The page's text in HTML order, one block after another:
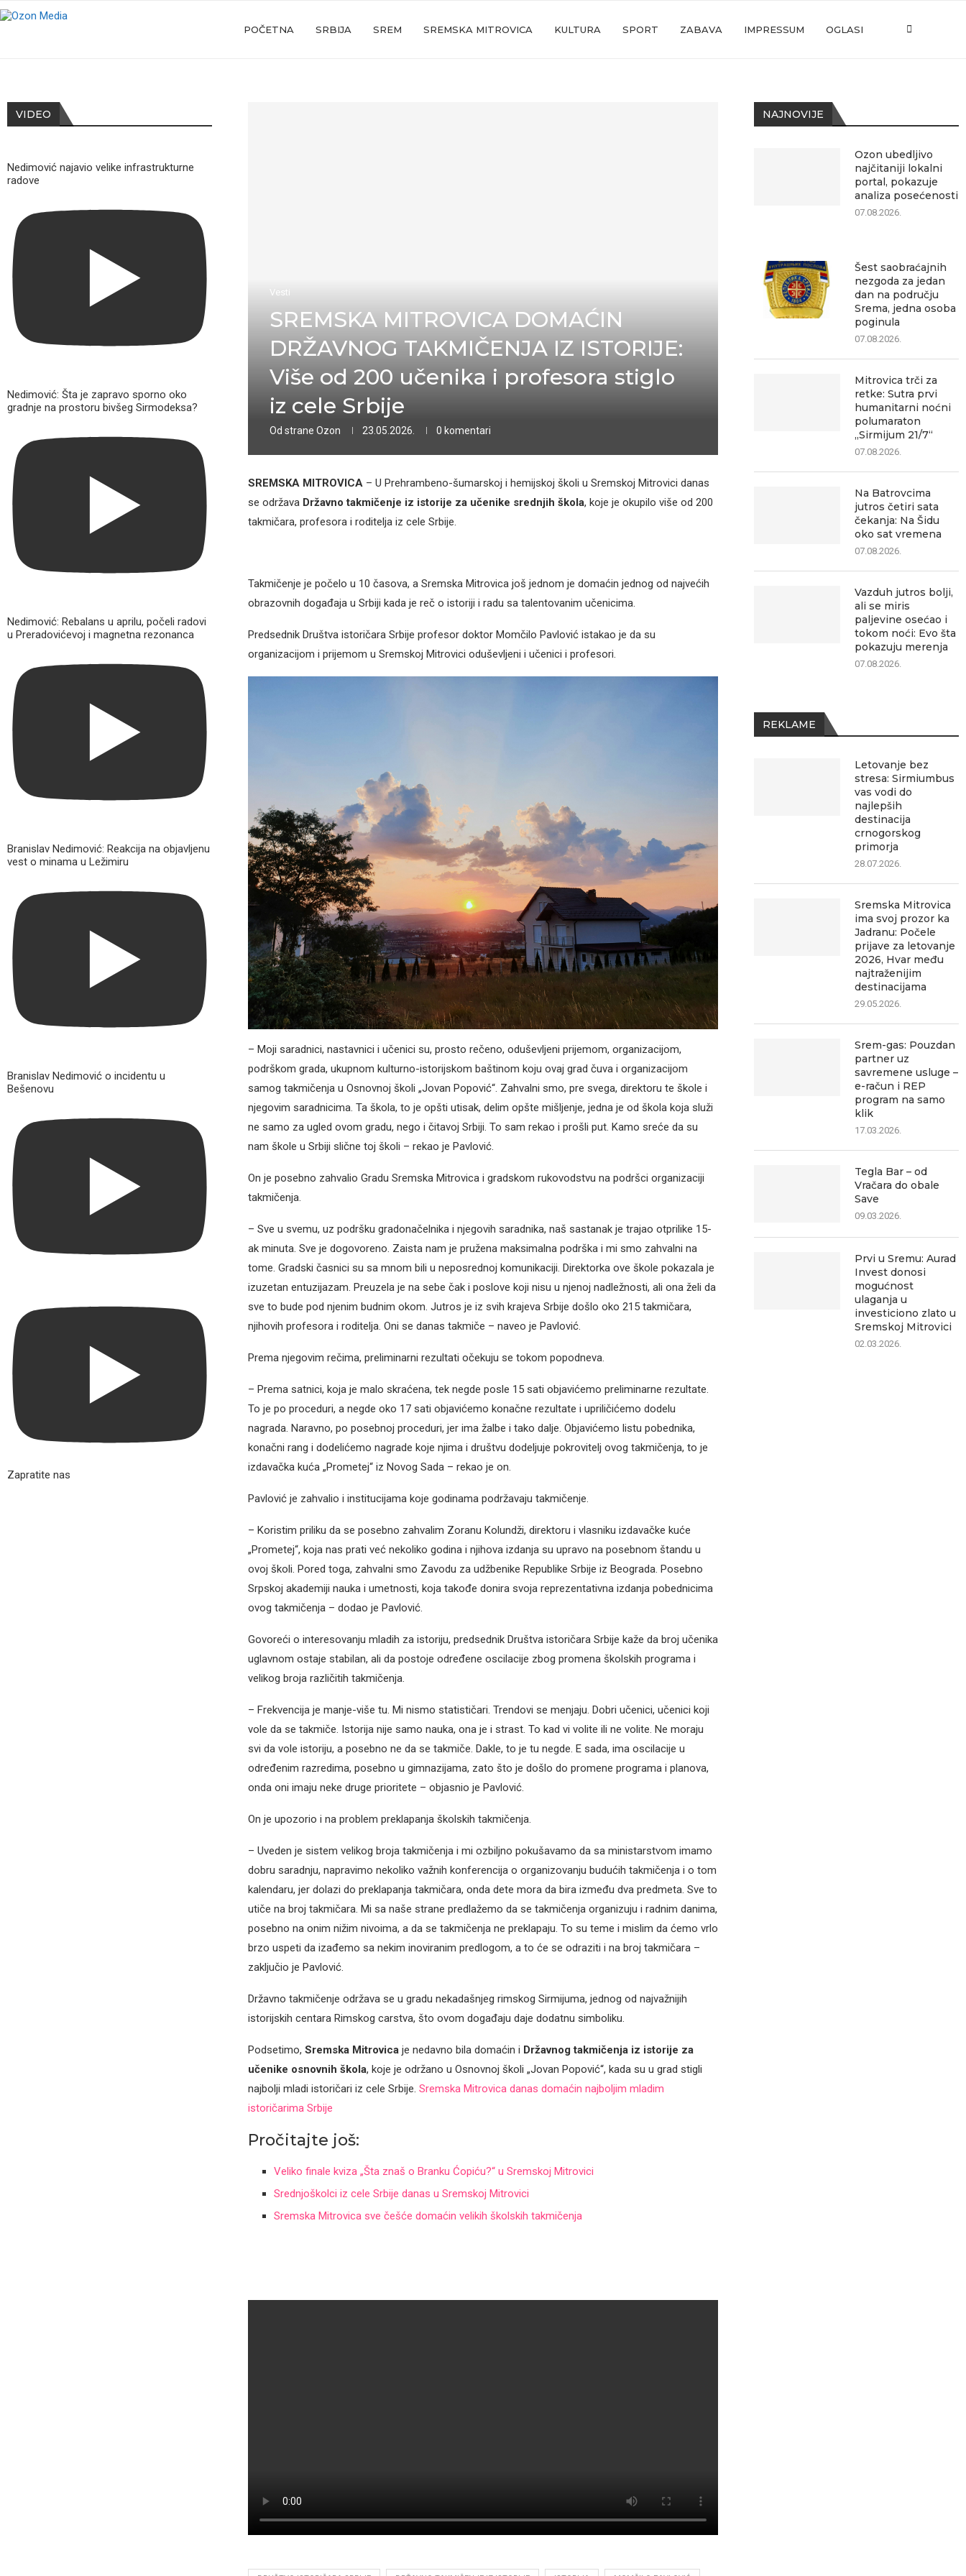
POČETNA SRBIJA SREM SREMSKA MITROVICA KULTURA SPORT ZABAVA IMPRESSUM OGLASI
Vesti
SREMSKA MITROVICA DOMAĆIN
DRŽAVNOG TAKMIČENJA IZ ISTORIJE:
Više od 200 učenika i profesora stiglo
iz cele Srbije
Od strane Ozon 23.05.2026. 0 komentari
SREMSKA MITROVICA– U Prehrambeno-šumarskoj i hemijskoj školi u Sremskoj Mitrovici danas
se održava Državno takmičenje iz istorije za učenike srednjih škola, koje je okupilo više od 200
takmičara, profesora i roditelja iz cele Srbije.
Takmičenje je počelo u 10 časova, a Sremska Mitrovica još jednom je domaćin jednog od najvećih
obrazovnih događaja u Srbiji kada je reč o istoriji i radu sa talentovanim učenicima.
Predsednik Društva istoričara Srbije profesor doktor Momčilo Pavlović istakao je da su
organizacijom i prijemom u Sremskoj Mitrovici oduševljeni i učenici i profesori.
– Moji saradnici, nastavnici i učenici su, prosto rečeno, oduševljeni prijemom, organizacijom,
podrškom grada, ukupnom kulturno-istorijskom baštinom koju ovaj grad čuva i organizacijom
samog takmičenja u Osnovnoj školi „Jovan Popović“. Zahvalni smo, pre svega, direktoru te škole i
njegovim saradnicima. Ta škola, to je opšti utisak, delim opšte mišljenje, jedna je od škola koja služi
ne samo za ugled ovom gradu, nego i čitavoj Srbiji. To sam rekao i prošli put. Kamo sreće da su
nam škole u Srbiji slične toj školi – rekao je Pavlović.
On je posebno zahvalio Gradu Sremska Mitrovica i gradskom rukovodstvu na podršci organizaciji
takmičenja.
– Sve u svemu, uz podršku gradonačelnika i njegovih saradnika, naš sastanak je trajao otprilike 15-
ak minuta. Sve je dogovoreno. Zaista nam je pružena maksimalna podrška i mi smo zahvalni na
tome. Gradski časnici su sa mnom bili u neposrednoj komunikaciji. Direktorka ove škole pokazala je
izuzetan entuzijazam. Preuzela je na sebe čak i poslove koji nisu u njenoj nadležnosti, ali ona želi da
sve to bude pod njenim budnim okom. Jutros je iz svih krajeva Srbije došlo oko 215 takmičara,
njihovih profesora i roditelja. Oni se danas takmiče – naveo je Pavlović.
Prema njegovim rečima, preliminarni rezultati očekuju se tokom popodneva.
– Prema satnici, koja je malo skraćena, tek negde posle 15 sati objavićemo preliminarne rezultate.
To je po proceduri, a negde oko 17 sati objavićemo konačne rezultate i upriličićemo dodelu
nagrada. Naravno, po posebnoj proceduri, jer ima žalbe i tako dalje. Objavićemo listu pobednika,
konačni rang i dodelićemo nagrade koje njima i društvu dodeljuje pokrovitelj ovog takmičenja, to je
izdavačka kuća „Prometej“ iz Novog Sada – rekao je on.
Pavlović je zahvalio i institucijama koje godinama podržavaju takmičenje.
– Koristim priliku da se posebno zahvalim Zoranu Kolundži, direktoru i vlasniku izdavačke kuće
„Prometej“, koja nas prati već nekoliko godina i njihova izdanja su upravo na posebnom štandu u
ovoj školi. Pored toga, zahvalni smo Zavodu za udžbenike Republike Srbije iz Beograda. Posebno
Srpskoj akademiji nauka i umetnosti, koja takođe donira svoja reprezentativna izdanja pobednicima
ovog takmičenja – dodao je Pavlović.
Govoreći o interesovanju mladih za istoriju, predsednik Društva istoričara Srbije kaže da broj učenika
uglavnom ostaje stabilan, ali da postoje određene oscilacije zbog promena školskih programa i
velikog broja različitih takmičenja.
– Frekvencija je manje-više tu. Mi nismo statističari. Trendovi se menjaju. Dobri učenici, učenici koji
vole da se takmiče. Istorija nije samo nauka, ona je i strast. To kad vi volite ili ne volite. Ne moraju
svi da vole istoriju, a posebno ne da se takmiče. Dakle, to je tu negde. E sada, ima oscilacije u
određenim razredima, posebno u gimnazijama, zato što je došlo do promene programa i planova,
onda oni imaju neke druge prioritete – objasnio je Pavlović.
On je upozorio i na problem preklapanja školskih takmičenja.
– Uveden je sistem velikog broja takmičenja i mi ozbiljno pokušavamo da sa ministarstvom imamo
dobru saradnju, napravimo nekoliko važnih konferencija o organizovanju budućih takmičenja i o tom
kalendaru, jer dolazi do preklapanja takmičara, onda dete mora da bira između dva predmeta. Sve to
utiče na broj takmičara. Mi sa naše strane predlažemo da se takmičenja organizuju i radnim danima,
posebno na onim nižim nivoima, a da se takmičenja ne preklapaju. To su teme i mislim da ćemo vrlo
brzo uspeti da izađemo sa nekim inoviranim predlogom, a to će se odraziti i na broj takmičara –
zaključio je Pavlović.
Državno takmičenje održava se u gradu nekadašnjeg rimskog Sirmijuma, jednog od najvažnijih
istorijskih centara Rimskog carstva, što ovom događaju daje dodatnu simboliku.
Podsetimo, Sremska Mitrovicaje nedavno bila domaćin i Državnog takmičenja iz istorije za
učenike osnovnih škola, koje je održano u Osnovnoj školi „Jovan Popović“, kada su u grad stigli
najbolji mladi istoričari iz cele Srbije. Sremska Mitrovica danas domaćin najboljim mladim
istoričarima Srbije
Pročitajte još:
Veliko finale kviza „Šta znaš o Branku Ćopiću?“ u Sremskoj Mitrovici
Srednjoškolci iz cele Srbije danas u Sremskoj Mitrovici
Sremska Mitrovica sve češće domaćin velikih školskih takmičenja
NAJNOVIJE
Ozon ubedljivo
najčitaniji lokalni
portal, pokazuje
analiza posećenosti
07.08.2026.
Šest saobraćajnih
nezgoda za jedan
dan na području
Srema, jedna osoba
poginula
07.08.2026.
Mitrovica trči za
retke: Sutra prvi
humanitarni noćni
polumaraton
„Sirmijum 21/7“
07.08.2026.
Na Batrovcima
jutros četiri sata
čekanja: Na Šidu
oko sat vremena
07.08.2026.
Vazduh jutros bolji,
ali se miris
paljevine osećao i
tokom noći: Evo šta
pokazuju merenja
07.08.2026.
REKLAME
Letovanje bez
stresa: Sirmiumbus
vas vodi do
najlepših
destinacija
crnogorskog
primorja
28.07.2026.
Sremska Mitrovica
ima svoj prozor ka
Jadranu: Počele
prijave za letovanje
2026, Hvar među
najtraženijim
destinacijama
29.05.2026.
Srem-gas: Pouzdan
partner uz
savremene usluge –
e-račun i REP
program na samo
klik
17.03.2026.
Tegla Bar – od
Vračara do obale
Save
09.03.2026.
Prvi u Sremu: Aurad
Invest donosi
mogućnost
ulaganja u
investiciono zlato u
Sremskoj Mitrovici
02.03.2026.
VIDEO
Nedimović najavio velike infrastrukturne
radove
Nedimović: Šta je zapravo sporno oko
gradnje na prostoru bivšeg Sirmodeksa?
Nedimović: Rebalans u aprilu, počeli radovi
u Preradovićevoj i magnetna rezonanca
Branislav Nedimović: Reakcija na objavljenu
vest o minama u Ležimiru
Branislav Nedimović o incidentu u
Bešenovu
Zapratite nas